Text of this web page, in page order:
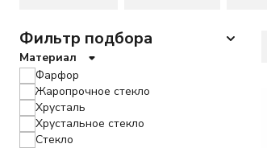
Фильтр подбора
Материал
Фарфор
Жаропрочное стекло
Хрусталь
Хрустальное стекло
Стекло